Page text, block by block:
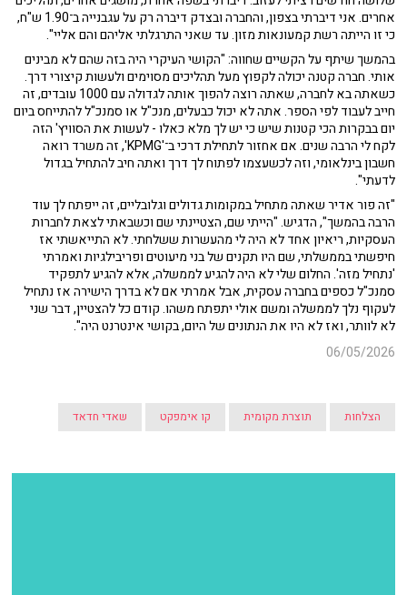
אחרים. אני דיברתי בצפון, והחברה ובצדק דיברה רק על עגבנייה ב־1.90 ש"ח,
כי זו הייתה רשת קמעונאות מזון. עד שאני התרגלתי אליהם והם אליי".
בהמשך שיתף על הקשיים שחווה: "הקושי העיקרי היה בזה שהם לא מבינים
אותי. חברה קטנה יכולה לקפוץ מעל תהליכים מסוימים ולעשות קיצורי דרך.
כשאתה בא לחברה, שאתה רוצה להפוך אותה לגדולה עם 1000 עובדים, זה
חייב לעבוד לפי הספר. אתה לא יכול כבעלים, מנכ"ל או סמנכ"ל להתייחס ביום
יום בבקרות הכי קטנות שיש כי יש לך מלא כאלו - לעשות את הסוויץ' הזה
לקח לי הרבה שנים. אם אחזור לתחילת דרכי ב־'KPMG', זה משרד רואה
חשבון בינלאומי, וזה לכשעצמו לפתוח לך דרך ואתה חיב להתחיל בגדול
לדעתי".
"זה פור אדיר שאתה מתחיל במקומות גדולים וגלובליים, זה ייפתח לך עוד
הרבה בהמשך", הדגיש. "הייתי שם, הצטיינתי שם וכשבאתי לצאת לחברות
העסקיות, ריאיון אחד לא היה לי מהעשרות ששלחתי. לא התייאשתי אז
חיפשתי בממשלתי, שם היו תקנים של בני מיעוטים ופריבילגיות ואמרתי
'נתחיל מזה'. החלום שלי לא היה להגיע לממשלה, אלא להגיע לתפקיד
סמנכ"ל כספים בחברה עסקית, אבל אמרתי אם לא בדרך הישירה אז נתחיל
לעקוף נלך לממשלה ומשם אולי יתפתח משהו. קודם כל להצטיין, דבר שני
לא לוותר, ואז לא היו את הנתונים של היום, בקושי אינטרנט היה".
06/05/2026
הצלחות תוצרת מקומית קו אימפקט שאדי חדאד